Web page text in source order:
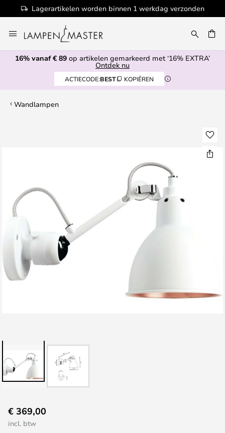
Lagerartikelen worden binnen 1 werkdag verzonden
naar
de
inhoud
16% vanaf € 89 op artikelen gemarkeerd met ‘16% EXTRA’
Ontdek nu
ACTIECODE:BEST KOPIËREN
Wandlampen
afbeeldingen-
gallerij
naar
het
€ 369,00
incl. btw